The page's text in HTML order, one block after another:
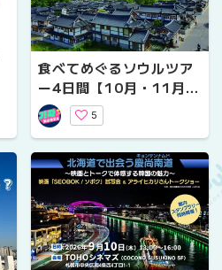
食べてめぐるソウルツア
ー4日間【10月・11月出
発】
5